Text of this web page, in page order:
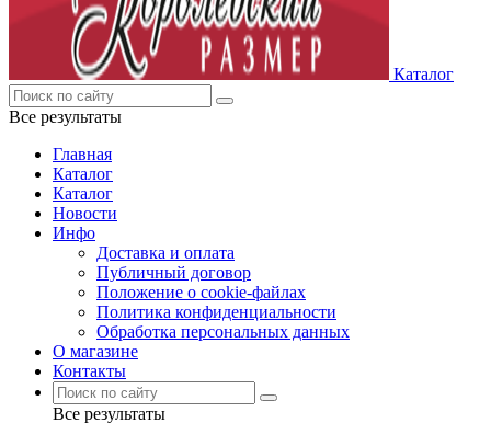
Каталог
Все результаты
Главная
Каталог
Каталог
Новости
Инфо
Доставка и оплата
Публичный договор
Положение о cookie-файлах
Политика конфиденциальности
Обработка персональных данных
О магазине
Контакты
Все результаты